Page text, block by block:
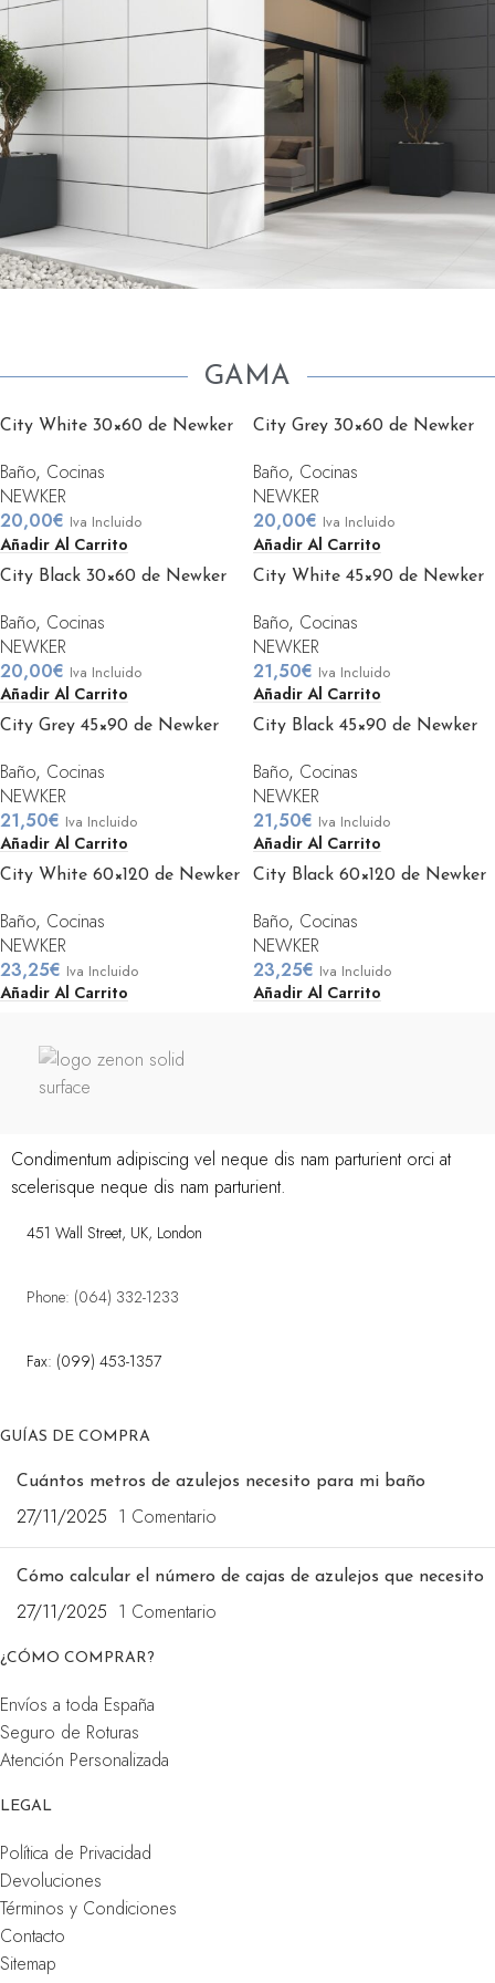
GAMA
City White 30×60 de Newker
Baño, Cocinas
NEWKER
20,00€ Iva Incluido
Añadir Al Carrito
City Grey 30×60 de Newker
Baño, Cocinas
NEWKER
20,00€ Iva Incluido
Añadir Al Carrito
City Black 30×60 de Newker
Baño, Cocinas
NEWKER
20,00€ Iva Incluido
Añadir Al Carrito
City White 45×90 de Newker
Baño, Cocinas
NEWKER
21,50€ Iva Incluido
Añadir Al Carrito
City Grey 45×90 de Newker
Baño, Cocinas
NEWKER
21,50€ Iva Incluido
Añadir Al Carrito
City Black 45×90 de Newker
Baño, Cocinas
NEWKER
21,50€ Iva Incluido
Añadir Al Carrito
City White 60×120 de Newker
Baño, Cocinas
NEWKER
23,25€ Iva Incluido
Añadir Al Carrito
City Black 60×120 de Newker
Baño, Cocinas
NEWKER
23,25€ Iva Incluido
Añadir Al Carrito
Condimentum adipiscing vel neque dis nam parturient orci at
scelerisque neque dis nam parturient.
451 Wall Street, UK, London
Phone: (064) 332-1233
Fax: (099) 453-1357
GUÍAS DE COMPRA
Cuántos metros de azulejos necesito para mi baño
27/11/2025 1 Comentario
Cómo calcular el número de cajas de azulejos que necesito
27/11/2025 1 Comentario
¿CÓMO COMPRAR?
Envíos a toda España
Seguro de Roturas
Atención Personalizada
LEGAL
Política de Privacidad
Devoluciones
Términos y Condiciones
Contacto
Sitemap